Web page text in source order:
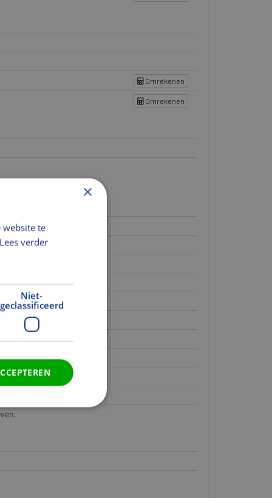
Omrekenen
Omrekenen
×
website te
Lees verder
Niet-
geclassificeerd